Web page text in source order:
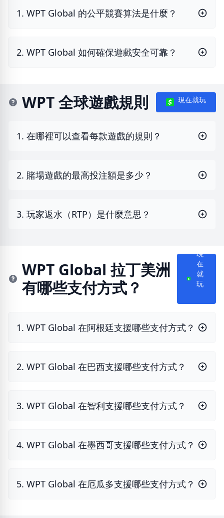
1. WPT Global 的公平競賽算法是什麼？
2. WPT Global 如何確保遊戲安全可靠？
WPT 全球遊戲規則 現在就玩
1. 在哪裡可以查看每款遊戲的規則？
2. 賭場遊戲的最高投注額是多少？
3. 玩家返水（RTP）是什麼意思？
WPT Global 拉丁美洲
有哪些支付方式？
現
在
就
1. WPT Global 在阿根廷支援哪些支付方式？
2. WPT Global 在巴西支援哪些支付方式？
3. WPT Global 在智利支援哪些支付方式？
4. WPT Global 在墨西哥支援哪些支付方式？
5. WPT Global 在厄瓜多支援哪些支付方式？